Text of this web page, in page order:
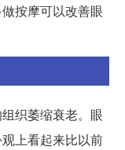
按摩可以改善眼
织萎缩衰老。眼
上看起来比以前